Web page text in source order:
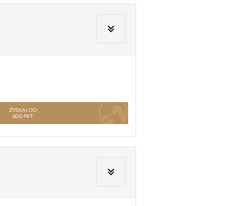
ZYSKAJ OD
300 PKT